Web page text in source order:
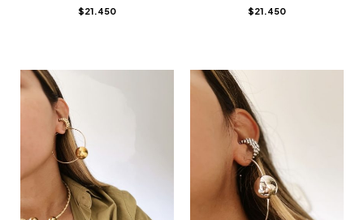
$21.450 $21.450